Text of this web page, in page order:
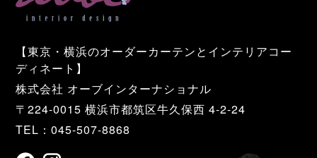
【東京・横浜のオーダーカーテンとインテリアコー
ディネート】
株式会社 オーブインターナショナル
〒224-0015 横浜市都筑区牛久保西 4-2-24
TEL：045-507-8868